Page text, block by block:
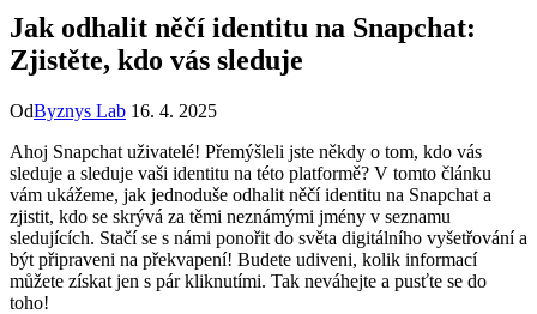
Jak odhalit něčí identitu na Snapchat:
Zjistěte, kdo vás sleduje
OdByznys Lab 16. 4. 2025
Ahoj Snapchat uživatelé! Přemýšleli jste někdy o tom, kdo vás
sleduje a sleduje vaši identitu na této platformě? V tomto článku
vám ukážeme, jak jednoduše odhalit něčí identitu na Snapchat a
zjistit, kdo se skrývá za těmi neznámými jmény v seznamu
sledujících. Stačí se s námi ponořit do světa digitálního vyšetřování a
být připraveni na překvapení! Budete udiveni, kolik informací
můžete získat jen s pár kliknutími. Tak neváhejte a pusťte se do
toho!